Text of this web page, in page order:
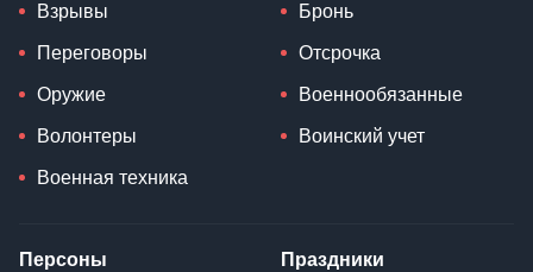
Взрывы
Переговоры
Оружие
Волонтеры
Военная техника
Бронь
Отсрочка
Военнообязанные
Воинский учет
Персоны Праздники